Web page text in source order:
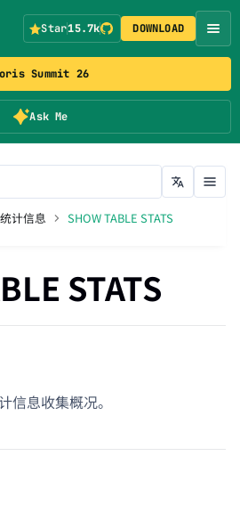
Summit 26
Ask Me
Star15.7k DOWNLOAD
统计信息 SHOW TABLE STATS
STATS
信息收集概况。